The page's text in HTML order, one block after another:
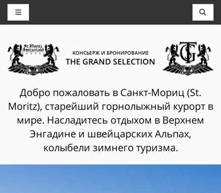
КОНСЬЕРЖ И БРОНИРОВАНИЕ
THE GRAND SELECTION
Добро пожаловать в Санкт-Мориц (St.
Moritz), старейший горнолыжный курорт в
мире. Насладитесь отдыхом в Верхнем
Энгадине и швейцарских Альпах,
колыбели зимнего туризма.